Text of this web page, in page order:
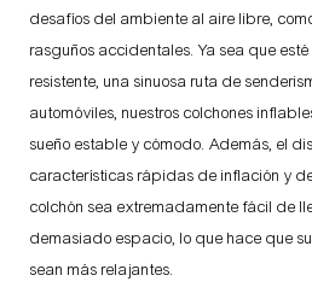
desafíos del ambiente al aire libre,
rasguños accidentales. Ya sea que
resistente, una sinuosa ruta de
automóviles, nuestros colchones
sueño estable y cómodo. Además, el
características rápidas de inflación y
colchón sea extremadamente fácil de
demasiado espacio, lo que hace que
sean más relajantes.